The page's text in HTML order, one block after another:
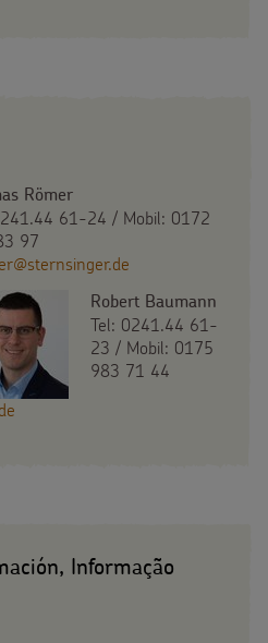
Römer
61-24 / Mobil: 0172
97
Robert Baumann
Tel: 0241.44 61-
23 / Mobil: 0175
983 71 44
Informação